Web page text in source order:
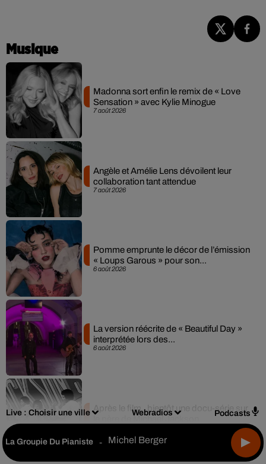
Live : Choisir une ville Webradios Podcasts
La Groupie Du Pianiste - Michel Berger
Musique
7 août 2026
Madonna sort enfin le remix de « Love
Sensation » avec Kylie Minogue
7 août 2026
Angèle et Amélie Lens dévoilent leur
collaboration tant attendue
6 août 2026
Pomme emprunte le décor de l’émission
« Loups Garous » pour son...
6 août 2026
La version réécrite de « Beautiful Day »
interprétée lors des...
Après le film, bientôt une docu-série sur